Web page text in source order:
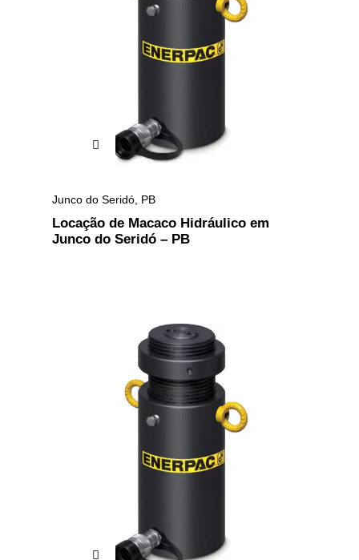
Junco do Seridó PB
Locação de Macaco Hidráulico em
Junco do Seridó – PB